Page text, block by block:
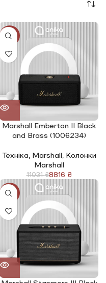
-20%
Marshall Emberton |I Black
and Brass (1006234)
Техніка Marshall Колонки
Marshall
11031₴8816 ₴
-8%